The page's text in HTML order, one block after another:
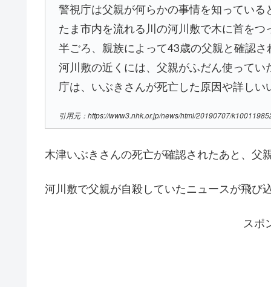
警視庁は父親が何らかの事情を知ってい
たま市内を流れる川の河川敷で木に首を
半ごろ、親族によって43歳の父親と確認
河川敷の近くには、父親がふだん使って
庁は、いぶきさんが死亡した原因や詳し
引用元：https://www3.nhk.or.jp/news/html/20190707/
木津いぶきさんの死亡が確認されたあと、父
河川敷で父親が自殺していたニュースが飛び
スポ